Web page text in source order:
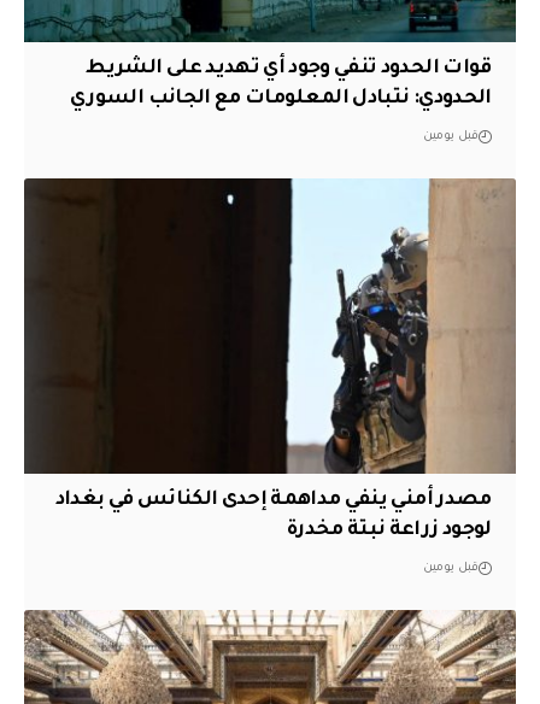
قوات الحدود تنفي وجود أي تهديد على الشريط
الحدودي: نتبادل المعلومات مع الجانب السوري
قبل يومين
مصدر أمني ينفي مداهمة إحدى الكنائس في بغداد
لوجود زراعة نبتة مخدرة
قبل يومين